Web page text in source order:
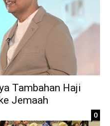
Tambahan Haji
Jemaah
0